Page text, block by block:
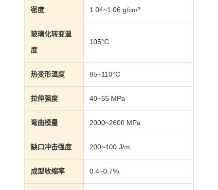
密度 1.04~1.06 g/cm³
玻璃化转变温
度
105°C
热变形温度 85~110°C
拉伸强度 40~55 MPa
弯曲模量 2000~2600 MPa
缺口冲击强度 200~400 J/m
成型收缩率 0.4~0.7%